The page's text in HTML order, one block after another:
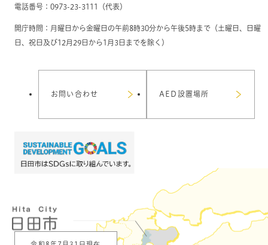
電話番号：0973-23-3111（代表）
開庁時間：月曜日から金曜日の午前8時30分から午後5時まで（土曜日、日曜
日、祝日及び12月29日から1月3日までを除く）
お問い合わせ AED設置場所